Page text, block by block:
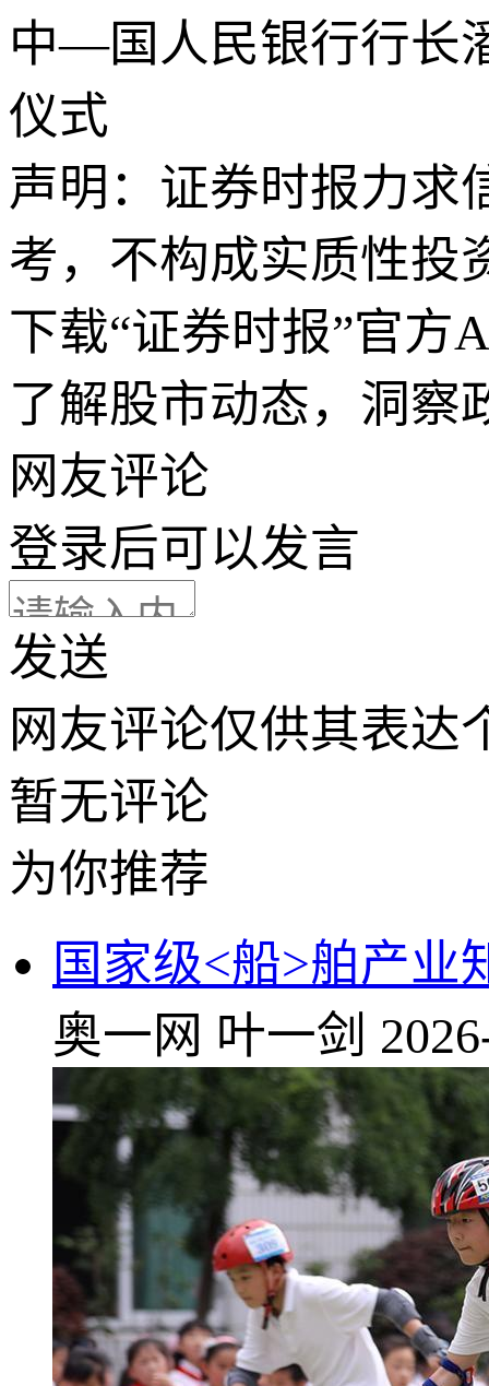
中—国人民银行行长
仪式
声明：证券时报力求
考，不构成实质性投
下载“证券时报”官方
了解股市动态，洞察
网友评论
登录后可以发言
发送
网友评论仅供其表达
暂无评论
为你推荐
国家级<船>舶产业
奥一网 叶一剑